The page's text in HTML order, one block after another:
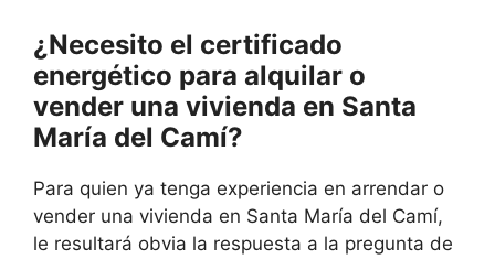
¿Necesito el certificado
energético para alquilar o
vender una vivienda en Santa
María del Camí?
Para quien ya tenga experiencia en arrendar o
vender una vivienda en Santa María del Camí,
le resultará obvia la respuesta a la pregunta de